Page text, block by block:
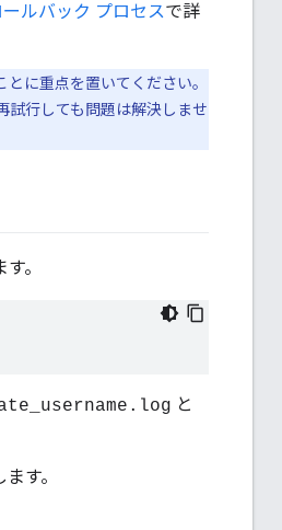
ルバック プロセスで詳
に重点を置いてください。
試行しても問題は解決しませ
。
と
す。